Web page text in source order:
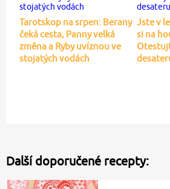
Tarotskop na srpen: Berany
čeká cesta, Panny velká
změna a Ryby uvíznou ve
stojatých vodách
Jste v
si na
Další doporučené recepty: